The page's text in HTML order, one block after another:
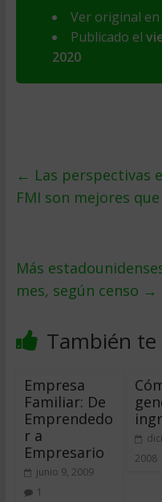
Ver original en
Publicado el
2020
← Las perspectivas
FMI son mejores
Más
mes, según censo →
También
Empresa
Familiar: De
Emprendedo
r a
Empresario
junio 9, 2009
1
2008